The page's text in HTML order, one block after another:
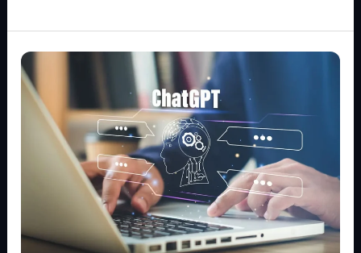
Keunggulan
ChatGPT:
Transformasi
Interaksi
Manusia-